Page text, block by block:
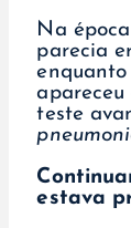
Na
parecia
apareceu
teste
estava